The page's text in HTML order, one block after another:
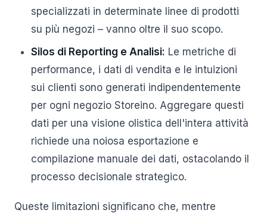
specializzati in determinate linee di prodotti
su più negozi – vanno oltre il suo scopo.
Silos di Reporting e Analisi: Le metriche di
performance, i dati di vendita e le intuizioni
sui clienti sono generati indipendentemente
per ogni negozio Storeino. Aggregare questi
dati per una visione olistica dell'intera attività
richiede una noiosa esportazione e
compilazione manuale dei dati, ostacolando il
processo decisionale strategico.
Queste limitazioni significano che, mentre